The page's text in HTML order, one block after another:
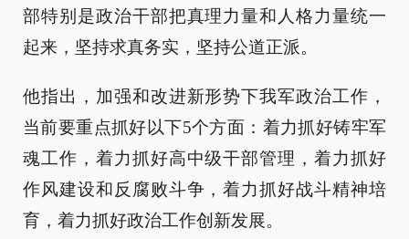
部特别是政治干部把真理力量和人格力量统一
起来，坚持求真务实，坚持公道正派。
他指出，加强和改进新形势下我军政治工作，
当前要重点抓好以下5个方面：着力抓好铸牢军
魂工作，着力抓好高中级干部管理，着力抓好
作风建设和反腐败斗争，着力抓好战斗精神培
育，着力抓好政治工作创新发展。